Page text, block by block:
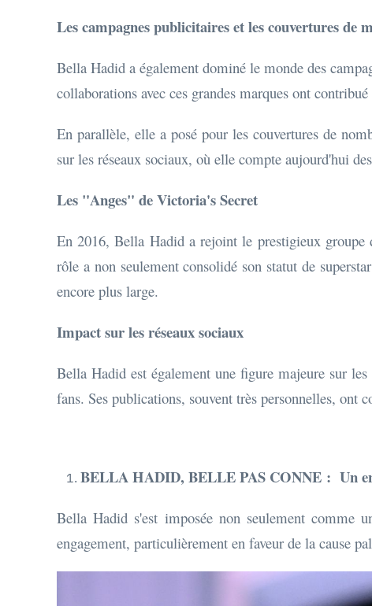
Les campagnes publicitaires et les couvertures de
Bella Hadid a également dominé le monde des
collaborations avec ces grandes marques ont
En parallèle, elle a posé pour les couvertures de
sur les réseaux sociaux, où elle compte aujourd'hui
Les "Anges" de Victoria's Secret
En 2016, Bella Hadid a rejoint le prestigieux
rôle a non seulement consolidé son statut de
encore plus large.
Impact sur les réseaux sociaux
Bella Hadid est également une figure majeure sur
fans. Ses publications, souvent très personnelles, ont
BELLA HADID, BELLE PAS CONNE : Un
Bella Hadid s'est imposée non seulement comme
engagement, particulièrement en faveur de la cause